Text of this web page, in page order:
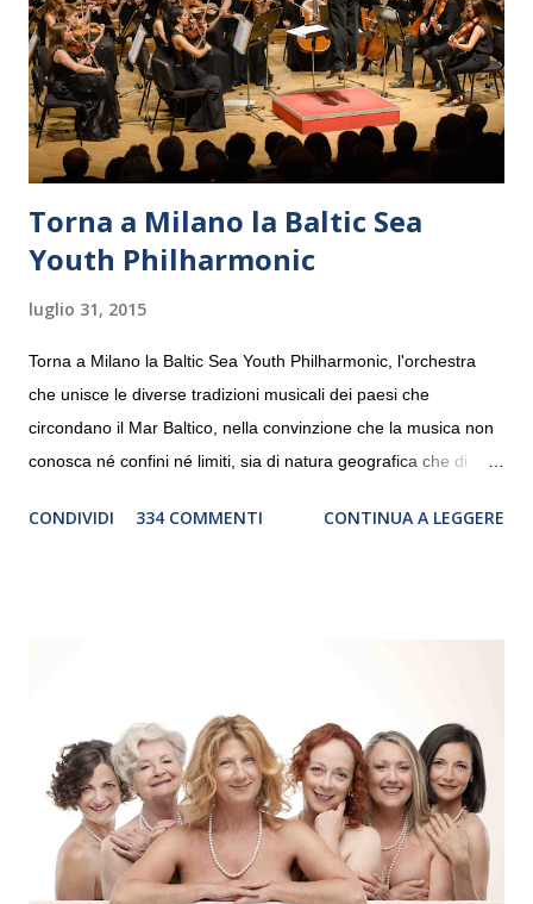
Torna a Milano la Baltic Sea
Youth Philharmonic
luglio 31, 2015
Torna a Milano la Baltic Sea Youth Philharmonic, l'orchestra
che unisce le diverse tradizioni musicali dei paesi che
circondano il Mar Baltico, nella convinzione che la musica non
conosca né confini né limiti, sia di natura geografica che di
debutterà il 10 settembre a Heiden, in Germania, e toccherà, in
“Settembre dell’Accademia” dove si esibirà per il secondo anno
consecutivo. Il pubblico milanese avrà il piacere di applaudire i
giovani artisti della Baltic Sea Youth Philharmonic per la quarta
volta. L’orchestra, fondata nel 2008 da Kristjan Järvi (affiancato
da un prestigioso consiglio di consulent...
CONDIVIDI 334 COMMENTI CONTINUA A LEGGERE